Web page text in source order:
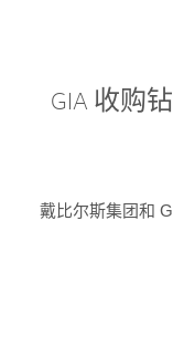
GIA 收购
戴比尔斯集团和